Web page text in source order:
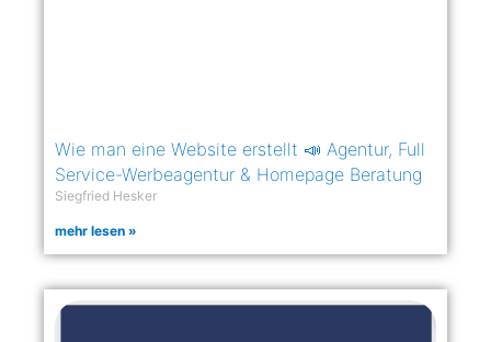
Wie man eine Website erstellt 📣 Agentur, Full
Service-Werbeagentur & Homepage Beratung
Siegfried Hesker
mehr lesen »